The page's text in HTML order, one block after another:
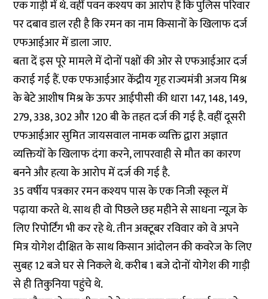
एक गाड़ी में थे. वहीं पवन कश्यप का आरोप है कि पुलिस परिवार
पर दबाव डाल रही है कि रमन का नाम किसानों के खिलाफ दर्ज
एफआईआर में डाला जाए.
बता दें इस पूरे मामले में दोनों पक्षों की ओर से एफआईआर दर्ज
कराई गई हैं. एक एफआईआर केंद्रीय गृह राज्यमंत्री अजय मिश्र
के बेटे आशीष मिश्र के ऊपर आईपीसी की धारा 147, 148, 149,
279, 338, 302 और 120 बी के तहत दर्ज की गई है. वहीं दूसरी
एफआईआर सुमित जायसवाल नामक व्यक्ति द्वारा अज्ञात
व्यक्तियों के खिलाफ दंगा करने, लापरवाही से मौत का कारण
बनने और हत्या के आरोप में दर्ज की गई है.
35 वर्षीय पत्रकार रमन कश्यप पास के एक निजी स्कूल में
पढ़ाया करते थे. साथ ही वो पिछले छह महीने से साधना न्यूज़ के
लिए रिपोर्टिंग भी कर रहे थे. तीन अक्टूबर रविवार को वे अपने
मित्र योगेश दीक्षित के साथ किसान आंदोलन की कवरेज के लिए
सुबह 12 बजे घर से निकले थे. करीब 1 बजे दोनों योगेश की गाड़ी
से ही तिकुनिया पहुंचे थे.